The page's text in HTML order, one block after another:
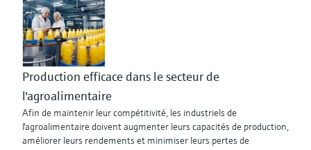
Production efficace dans le secteur de
l'agroalimentaire
Afin de maintenir leur compétitivité, les industriels de
l'agroalimentaire doivent augmenter leurs capacités de production,
améliorer leurs rendements et minimiser leurs pertes de